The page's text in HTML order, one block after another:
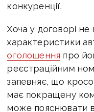
конкуренції.
Хоча у договорі не
характеристики
оголошення про
реєстраційним
запевняє, що
має покращену
може пояснювати